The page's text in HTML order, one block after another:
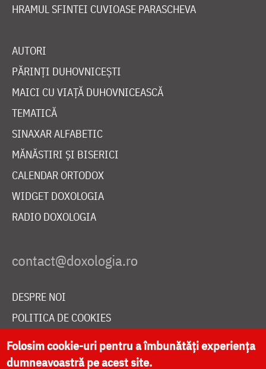
HRAMUL SFINTEI CUVIOASE PARASCHEVA
AUTORI
PĂRINȚI DUHOVNICEȘTI
MAICI CU VIAȚĂ DUHOVNICEASCĂ
TEMATICĂ
SINAXAR ALFABETIC
MĂNĂSTIRI ȘI BISERICI
CALENDAR ORTODOX
WIDGET DOXOLOGIA
RADIO DOXOLOGIA
DESPRE NOI
POLITICA DE COOKIES
DONEAZĂ ONLINE PENTRU CATEDRALA NAȚIONALĂ
Folosim cookie-uri pentru a îmbunătăți experiența
dumneavoastră pe acest site.